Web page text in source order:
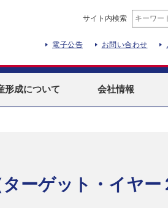
サイト内検索
電子公告 お問い合わせ
形成について 会社情報
ーゲット・イヤー